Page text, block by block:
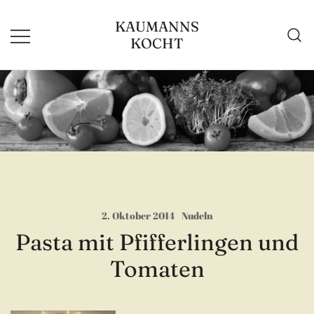
Inhalt
springen
KAUMANNS
KOCHT
2. Oktober 2014 Nudeln
Pasta mit Pfifferlingen und
Tomaten